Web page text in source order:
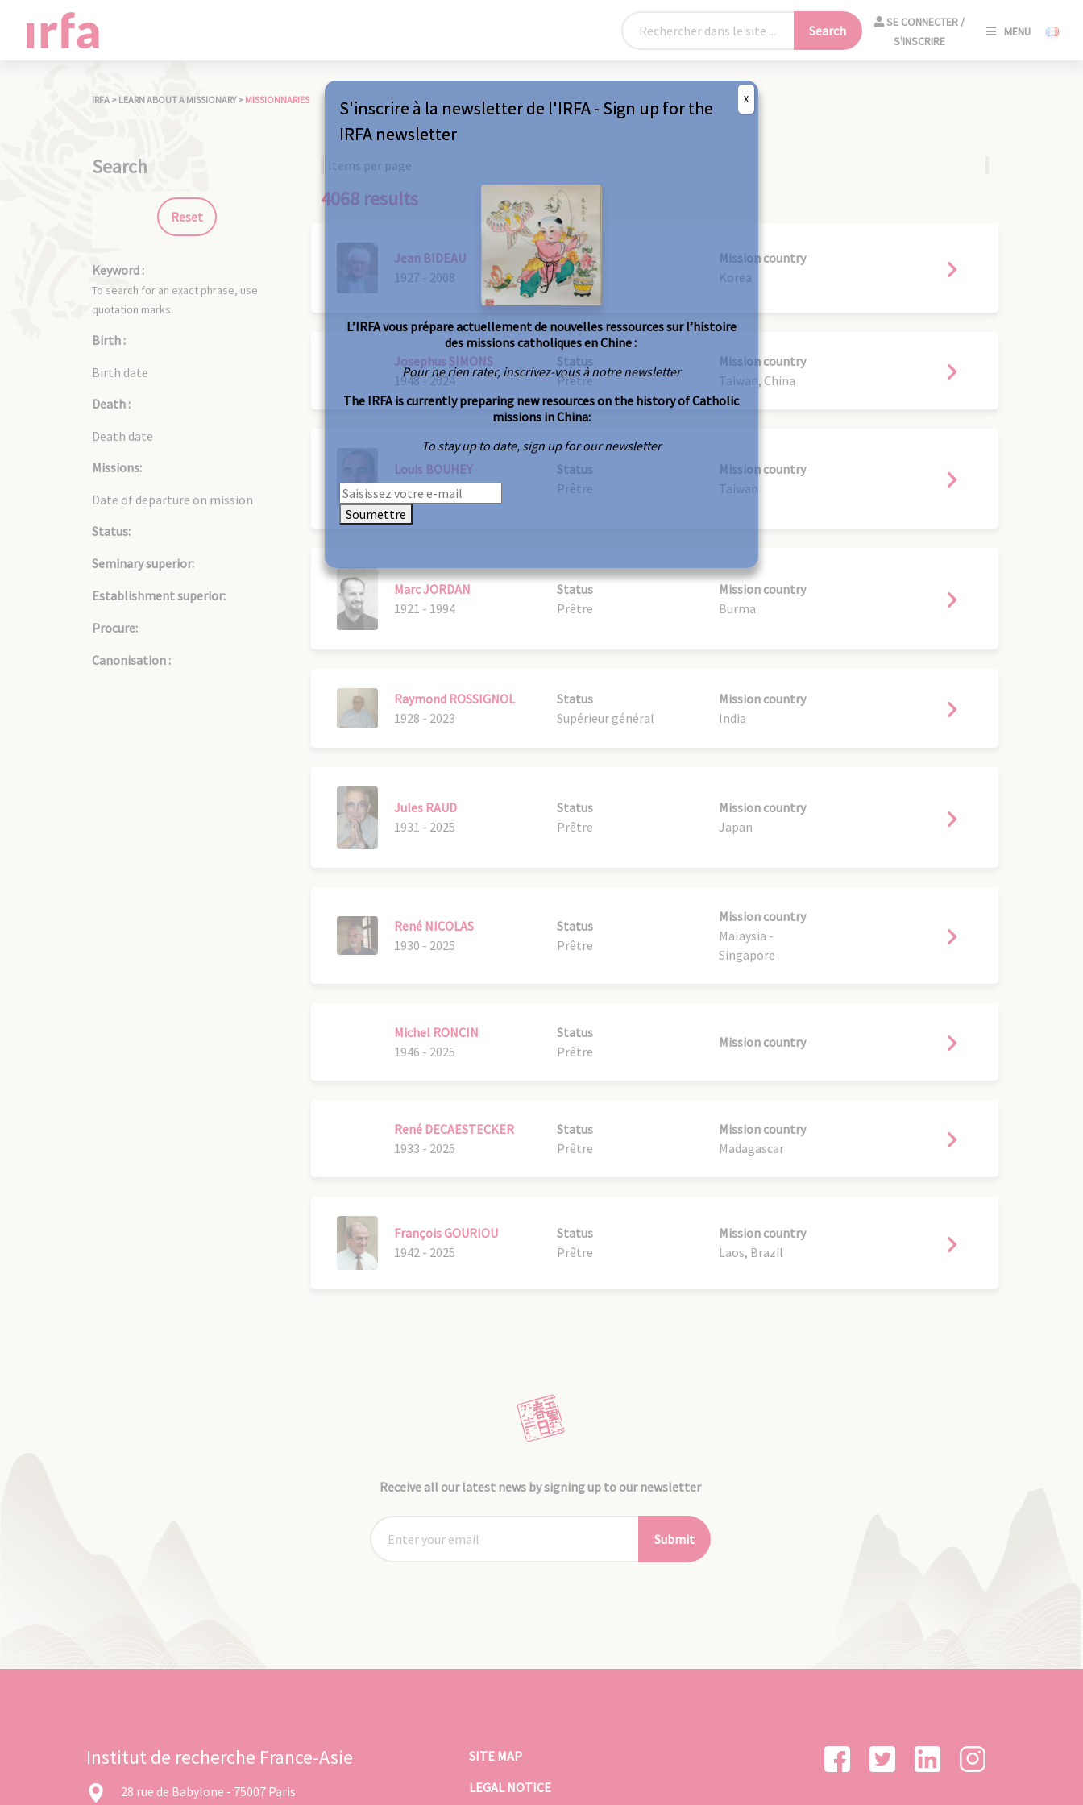
Search
SE CONNECTER /
S'INSCRIRE
MENU
IRFA > LEARN ABOUT A MISSIONARY > MISSIONNARIES
Search
Reset
Keyword :
To search for an exact phrase, use
quotation marks.
Birth :
Birth date
Death :
Death date
Missions:
Date of departure on mission
Status:
Seminary superior:
Establishment superior:
Procure:
Canonisation :
Items per page
4068 results
Jean BIDEAU
1927 - 2008
Status
Prêtre
Mission country
Korea
Josephus SIMONS
1948 - 2024
Status
Prêtre
Mission country
Taiwan, China
Louis BOUHEY
1945 - 2026
Status
Prêtre
Mission country
Taiwan
Marc JORDAN
1921 - 1994
Status
Prêtre
Mission country
Burma
Raymond ROSSIGNOL
1928 - 2023
Status
Supérieur général
Mission country
India
Jules RAUD
1931 - 2025
Status
Prêtre
Mission country
Japan
René NICOLAS
1930 - 2025
Status
Prêtre
Mission country
Malaysia -
Singapore
Michel RONCIN
1946 - 2025
Status
Prêtre
Mission country
René DECAESTECKER
1933 - 2025
Status
Prêtre
Mission country
Madagascar
François GOURIOU
1942 - 2025
Status
Prêtre
Mission country
Laos, Brazil
Receive all our latest news by signing up to our newsletter
Submit
Institut de recherche France-Asie
28 rue de Babylone - 75007 Paris
SITE MAP
LEGAL NOTICE
S'inscrire à la newsletter de l'IRFA - Sign up for the
IRFA newsletter
L’IRFA vous prépare actuellement de nouvelles ressources sur l’histoire
des missions catholiques en Chine :
Pour ne rien rater, inscrivez-vous à notre newsletter
The IRFA is currently preparing new resources on the history of Catholic
missions in China:
To stay up to date, sign up for our newsletter
Soumettre
X